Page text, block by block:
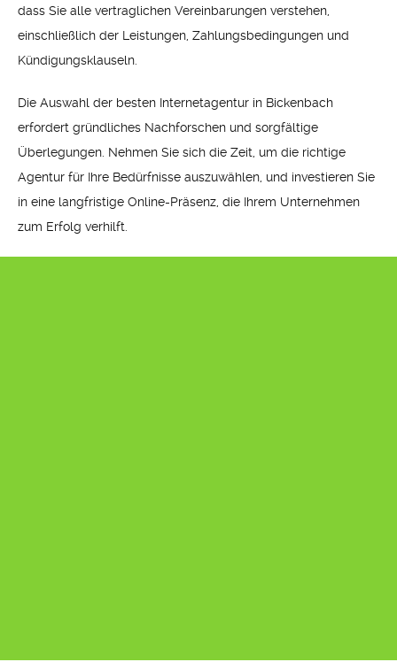
dass Sie alle vertraglichen Vereinbarungen verstehen,
einschließlich der Leistungen, Zahlungsbedingungen und
Kündigungsklauseln.
Die Auswahl der besten Internetagentur in Bickenbach
erfordert gründliches Nachforschen und sorgfältige
Überlegungen. Nehmen Sie sich die Zeit, um die richtige
Agentur für Ihre Bedürfnisse auszuwählen, und investieren Sie
in eine langfristige Online-Präsenz, die Ihrem Unternehmen
zum Erfolg verhilft.